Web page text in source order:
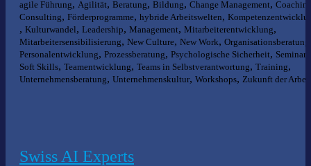
agile Führung, Agilität, Beratung, Bildung, Change Management,
Consulting, Förderprogramme, hybride Arbeitswelten,
, Kulturwandel, Leadership, Management, Mitarbeiterentwicklung,
Mitarbeitersensibilisierung, New Culture, New Work, Organisationsberatung
Personalentwicklung, Prozessberatung, Psychologische Sicherheit, Seminare
Soft Skills, Teamentwicklung, Teams in Selbstverantwortung, Training,
Unternehmensberatung, Unternehmenskultur, Workshops, Zukunft der Arbeit
Swiss AI Experts